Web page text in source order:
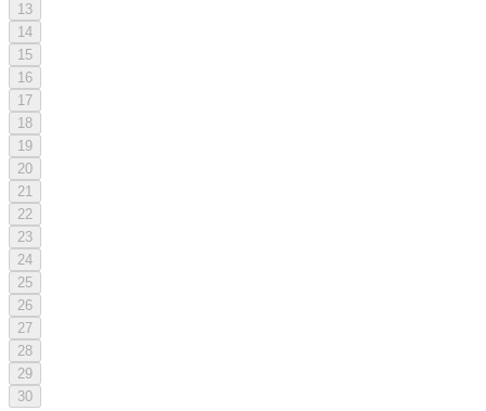
13
14
15
16
17
18
19
20
21
22
23
24
25
26
27
28
29
30